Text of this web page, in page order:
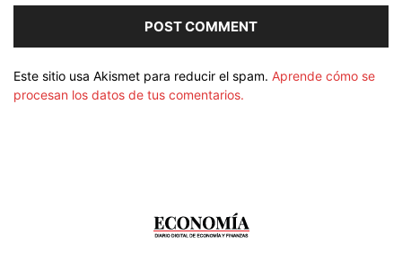
Este sitio usa Akismet para reducir el spam. Aprende cómo se
procesan los datos de tus comentarios.